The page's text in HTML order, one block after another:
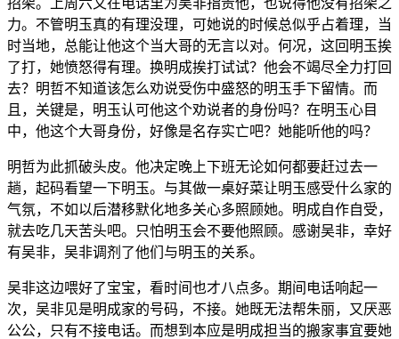
力。不管明玉真的有理没理，可她说的时候总似乎占着理，当
时当地，总能让他这个当大哥的无言以对。何况，这回明玉挨
了打，她愤怒得有理。换明成挨打试试？他会不竭尽全力打回
去？明哲不知道该怎么劝说受伤中盛怒的明玉手下留情。而
且，关键是，明玉认可他这个劝说者的身份吗？在明玉心目
中，他这个大哥身份，好像是名存实亡吧？她能听他的吗？
明哲为此抓破头皮。他决定晚上下班无论如何都要赶过去一
趟，起码看望一下明玉。与其做一桌好菜让明玉感受什么家的
气氛，不如以后潜移默化地多关心多照顾她。明成自作自受，
就去吃几天苦头吧。只怕明玉会不要他照顾。感谢吴非，幸好
有吴非，吴非调剂了他们与明玉的关系。
吴非这边喂好了宝宝，看时间也才八点多。期间电话响起一
次，吴非见是明成家的号码，不接。她既无法帮朱丽，又厌恶
公公，只有不接电话。而想到本应是明成担当的搬家事宜要她